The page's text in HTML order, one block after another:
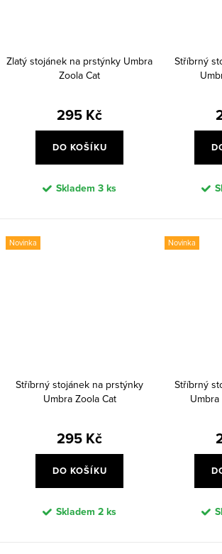
Zlatý stojánek na prstýnky Umbra
Zoola Cat
295 Kč
DO KOŠÍKU
Skladem 3 ks
Stříbrný
Novinka
Stříbrný stojánek na prstýnky
Umbra Zoola Cat
295 Kč
DO KOŠÍKU
Skladem 2 ks
Novinka
Stříbrný